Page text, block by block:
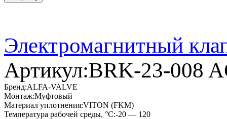
Электромагнитный
Артикул:BRK-23-008
Бренд:ALFA-VALVE
Монтаж:Муфтовый
Материал уплотнения:VITON (FKM)
Температура рабочей среды, °C:-20 — 120